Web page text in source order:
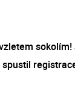
sokolím!